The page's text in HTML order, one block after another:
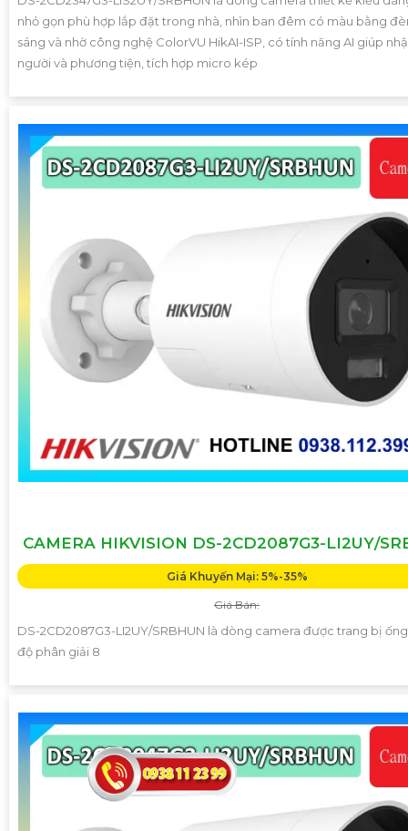
nhỏ gọn phù hợp lắp đặt trong nhà, nhìn ban đêm có màu bằng
sáng và nhờ công nghệ ColorVU HikAI-ISP, có tính năng AI giúp
người và phương tiện, tích hợp micro kép
CAMERA HIKVISION DS-2CD2087G3-LI2UY/
Giá Khuyến Mại: 5%-35%
Giá Bán:
DS-2CD2087G3-LI2UY/SRBHUN là dòng camera được trang bị
độ phân giải 8